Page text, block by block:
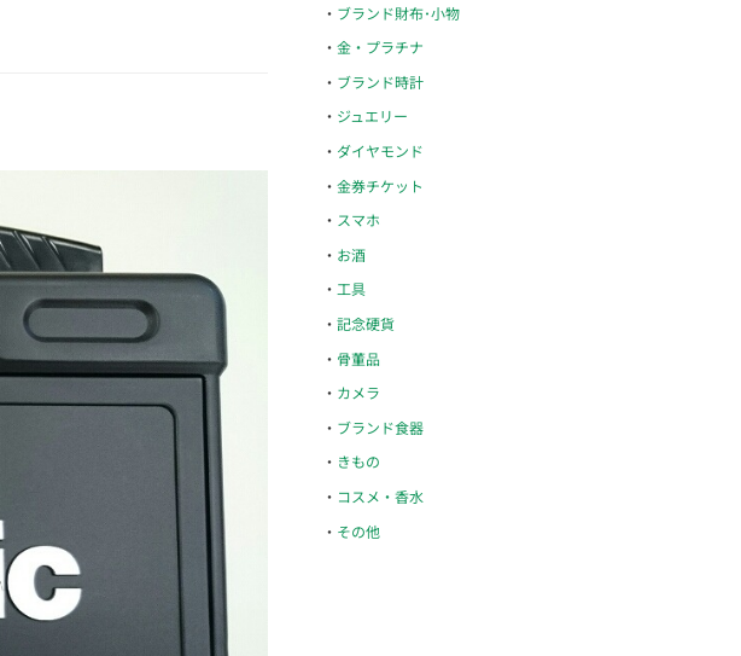
ブランド財布･小物
金・プラチナ
ブランド時計
ジュエリー
ダイヤモンド
金券チケット
スマホ
お酒
工具
記念硬貨
骨董品
カメラ
ブランド食器
きもの
コスメ・香水
その他